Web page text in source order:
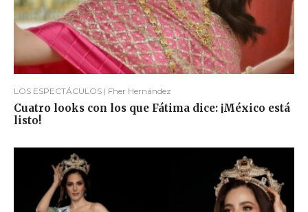
LOS ESPECTÁCULOS | Fher Hernández
Cuatro looks con los que Fátima dice: ¡México está
listo!